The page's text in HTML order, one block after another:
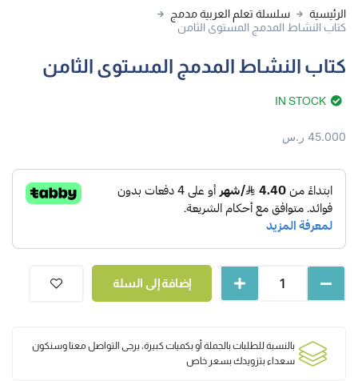
الرئيسية
سلسلة تعلم العربية مدمج
كتاب النشاط المدمج المستوى الثامن
كتاب النشاط المدمج المستوى الثامن
IN STOCK
45.000 ر.س
إضافة إلى السلة
بالنسبة للطلبات بالجملة أو بكميات كبيرة، يرجى التواصل معنا وسنكون
سعداء بتزويدك بسعر خاص